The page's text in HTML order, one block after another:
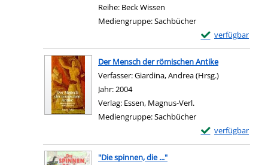
Reihe: Beck Wissen
Mediengruppe:Sachbücher
verfügbar
Exemplar-Details
Zum Download
Der Mensch der römischen Antike
Verfasser:Giardina, Andrea (Hrsg.)
Jahr:2004
Verlag: Essen, Magnus-Verl.
Mediengruppe:Sachbücher
verfügbar
Exemplar-Details
Zum Download
"Die spinnen, die ..."